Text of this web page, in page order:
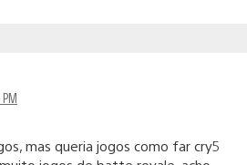
mas queria jogos como far cry5